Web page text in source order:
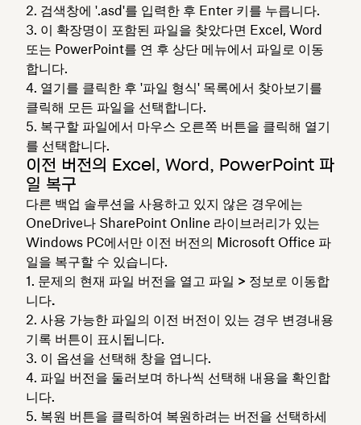
검색창에 '.asd'를 입력한 후 Enter 키를 누릅니다.
이 확장명이 포함된 파일을 찾았다면 Excel, Word
또는 PowerPoint를 연 후 상단 메뉴에서 파일 로 이동
합니다.
열기를 클릭한 후 '파일 형식' 목록에서 찾아보기를
클릭해 모든 파일을 선택합니다.
복구할 파일에서 마우스 오른쪽 버튼을 클릭해 열기
를 선택합니다.
이전 버전의 Excel, Word, PowerPoint 파
일 복구
다른 백업 솔루션을 사용하고 있지 않은 경우에는
OneDrive나 SharePoint Online 라이브러리가 있는
Windows PC에서만 이전 버전의 Microsoft Office 파
일을 복구할 수 있습니다.
문제의 현재 파일 버전을 열고 파일 > 정보로 이동합
니다.
사용 가능한 파일의 이전 버전이 있는 경우 변경내용
기록 버튼이 표시됩니다.
이 옵션을 선택해 창을 엽니다.
파일 버전을 둘러보며 하나씩 선택해 내용을 확인합
니다.
복원 버튼을 클릭하여 복원하려는 버전을 선택하세